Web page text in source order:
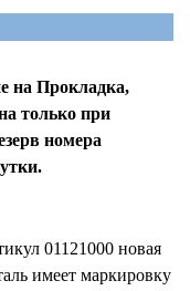
на Прокладка,
только при
номера
01121000 новая
имеет маркировку